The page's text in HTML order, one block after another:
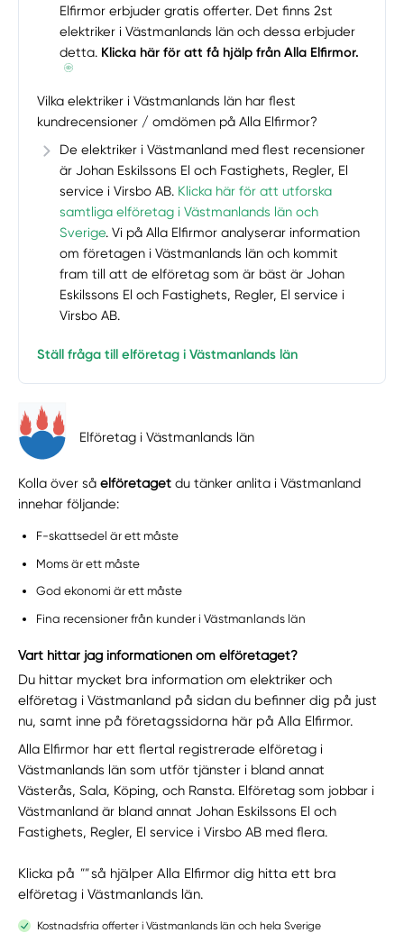
Elfirmor erbjuder gratis offerter. Det finns 2st
elektriker i Västmanlands län och dessa erbjuder
detta. Klicka här för att få hjälp från Alla Elfirmor.
Vilka elektriker i Västmanlands län har flest
kundrecensioner / omdömen på Alla Elfirmor?
De elektriker i Västmanland med flest recensioner
är Johan Eskilssons El och Fastighets, Regler, El
service i Virsbo AB. Klicka här för att utforska
samtliga elföretag i Västmanlands län och
Sverige. Vi på Alla Elfirmor analyserar information
om företagen i Västmanlands län och kommit
fram till att de elföretag som är bäst är Johan
Eskilssons El och Fastighets, Regler, El service i
Virsbo AB.
Ställ fråga till elföretag i Västmanlands län
Elföretag i Västmanlands län
Kolla över såelföretaget du tänker anlita i Västmanland
innehar följande:
F-skattsedel är ett måste
Moms är ett måste
God ekonomi är ett måste
Fina recensioner från kunder i Västmanlands län
Vart hittar jag informationen om elföretaget?
Du hittar mycket bra information om elektriker och
elföretag i Västmanland på sidan du befinner dig på just
nu, samt inne på företagssidorna här på Alla Elfirmor.
Alla Elfirmor har ett flertal registrerade elföretag i
Västmanlands län som utför tjänster i bland annat
Västerås, Sala, Köping, och Ransta. Elföretag som jobbar i
Västmanland är bland annat Johan Eskilssons El och
Fastighets, Regler, El service i Virsbo AB med flera.
Klicka på ""så hjälper Alla Elfirmor dig hitta ett bra
elföretag i Västmanlands län.
Kostnadsfria offerter i Västmanlands län och hela Sverige